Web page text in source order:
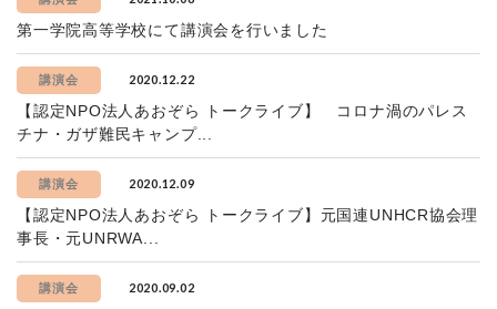
第一学院高等学校にて講演会を行いました
講演会 2020.12.22
【認定NPO法人あおぞら トークライブ】 コロナ渦のパレス
チナ・ガザ難民キャンプ...
講演会 2020.12.09
【認定NPO法人あおぞら トークライブ】元国連UNHCR協会理
事長・元UNRWA...
講演会 2020.09.02